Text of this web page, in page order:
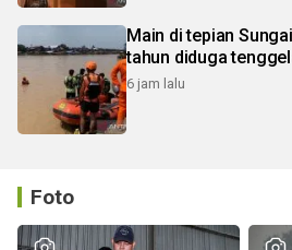
Main di tepian
tahun diduga
6 jam lalu
Foto